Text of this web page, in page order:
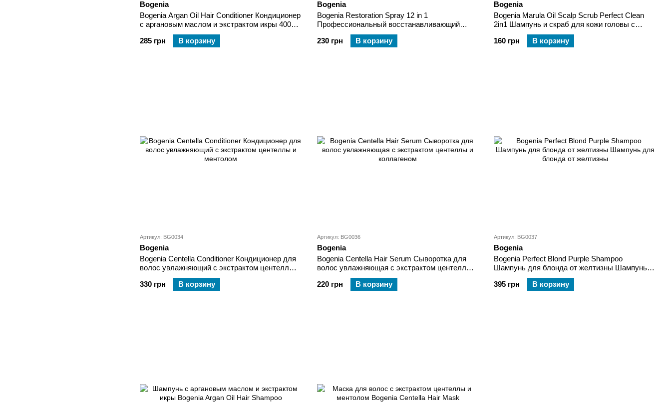
Bogenia
Bogenia Argan Oil Hair Conditioner Кондиционер
с аргановым маслом и экстрактом икры 400
285 грн
В корзину
Bogenia
Bogenia Restoration Spray 12 in 1
Профессиональный восстанавливающий
спрей для волос 250 мл
230 грн
В корзину
Bogenia
Bogenia Marula Oil Scalp Scrub Perfect Clean
2in1 Шампунь и скраб для кожи головы с
маслом марулы
160 грн
В корзину
Артикул: BG0034
Bogenia
Bogenia Centella Conditioner Кондиционер для
волос увлажняющий с экстрактом центеллы и
ментолом
330 грн
В корзину
Артикул: BG0036
Bogenia
Bogenia Centella Hair Serum Сыворотка для
волос увлажняющая с экстрактом центеллы и
коллагеном
220 грн
В корзину
Артикул: BG0037
Bogenia
Bogenia Perfect Blond Purple Shampoo
Шампунь для блонда от желтизны Шампунь
для блонда от желтизны
395 грн
В корзину